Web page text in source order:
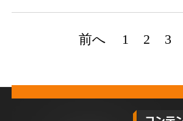
前へ 1 2 3